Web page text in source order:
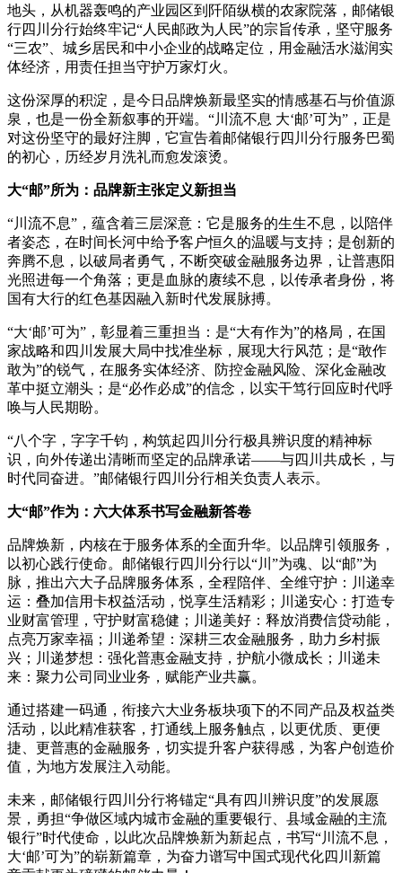
地头，从机器轰鸣的产业园区到阡陌纵横的农家院落，邮储银
行四川分行始终牢记“人民邮政为人民”的宗旨传承，坚守服务
“三农”、城乡居民和中小企业的战略定位，用金融活水滋润实
体经济，用责任担当守护万家灯火。
这份深厚的积淀，是今日品牌焕新最坚实的情感基石与价值源
泉，也是一份全新叙事的开端。“川流不息 大‘邮’可为”，正是
对这份坚守的最好注脚，它宣告着邮储银行四川分行服务巴蜀
的初心，历经岁月洗礼而愈发滚烫。
大“邮”所为：品牌新主张定义新担当
“川流不息”，蕴含着三层深意：它是服务的生生不息，以陪伴
者姿态，在时间长河中给予客户恒久的温暖与支持；是创新的
奔腾不息，以破局者勇气，不断突破金融服务边界，让普惠阳
光照进每一个角落；更是血脉的赓续不息，以传承者身份，将
国有大行的红色基因融入新时代发展脉搏。
“大‘邮’可为”，彰显着三重担当：是“大有作为”的格局，在国
家战略和四川发展大局中找准坐标，展现大行风范；是“敢作
敢为”的锐气，在服务实体经济、防控金融风险、深化金融改
革中挺立潮头；是“必作必成”的信念，以实干笃行回应时代呼
唤与人民期盼。
“八个字，字字千钧，构筑起四川分行极具辨识度的精神标
识，向外传递出清晰而坚定的品牌承诺——与四川共成长，与
时代同奋进。”邮储银行四川分行相关负责人表示。
大“邮”作为：六大体系书写金融新答卷
品牌焕新，内核在于服务体系的全面升华。以品牌引领服务，
以初心践行使命。邮储银行四川分行以“川”为魂、以“邮”为
脉，推出六大子品牌服务体系，全程陪伴、全维守护：川递幸
运：叠加信用卡权益活动，悦享生活精彩；川递安心：打造专
业财富管理，守护财富稳健；川递美好：释放消费信贷动能，
点亮万家幸福；川递希望：深耕三农金融服务，助力乡村振
兴；川递梦想：强化普惠金融支持，护航小微成长；川递未
来：聚力公司同业业务，赋能产业共赢。
通过搭建一码通，衔接六大业务板块项下的不同产品及权益类
活动，以此精准获客，打通线上服务触点，以更优质、更便
捷、更普惠的金融服务，切实提升客户获得感，为客户创造价
值，为地方发展注入动能。
未来，邮储银行四川分行将锚定“具有四川辨识度”的发展愿
景，勇担“争做区域内城市金融的重要银行、县域金融的主流
银行”时代使命，以此次品牌焕新为新起点，书写“川流不息，
大‘邮’可为”的崭新篇章，为奋力谱写中国式现代化四川新篇